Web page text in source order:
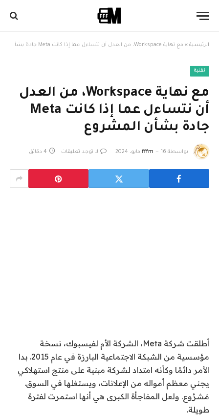
الرئيسية » مع نهاية Workspace، من العدل أن نتساءل عما إذا كانت Meta جادة بشأن المشروع
تقنية
مع نهاية Workspace، من العدل
أن نتساءل عما إذا كانت Meta
جادة بشأن المشروع
بواسطة fffm 16 مايو، 2024 لا توجد تعليقات 4 دقائق
أطلقت شركة Meta، الشركة الأم لفيسبوك، نسخة
مؤسسية من الشبكة الاجتماعية البارزة في عام 2015. بدا
الأمر دائمًا وكأنه امتداد لشركة مبنية على منتج استهلاكي
يجني معظم أمواله من الإعلانات، ويستغلها في السوق.
مَشرُوع. ولعل المفاجأة الكبرى هي أنها استمرت لفترة
طويلة.